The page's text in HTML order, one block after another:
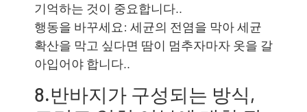
기억하는 것이 중요합니다..
행동을 바꾸세요: 세균의 전염을 막아 세균
확산을 막고 싶다면 땀이 멈추자마자 옷을 갈
아입어야 합니다..
8.반바지가 구성되는 방식,